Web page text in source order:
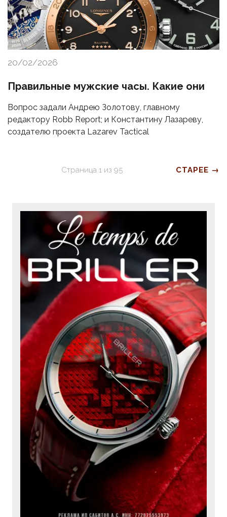
20/02/2026
Правильные мужские часы. Какие они
Вопрос задали Андрею Золотову, главному
редактору Robb Report; и Константину Лазареву,
создателю проекта Lazarev Tactical
Страница 1из 95 СТАРЕЕ →